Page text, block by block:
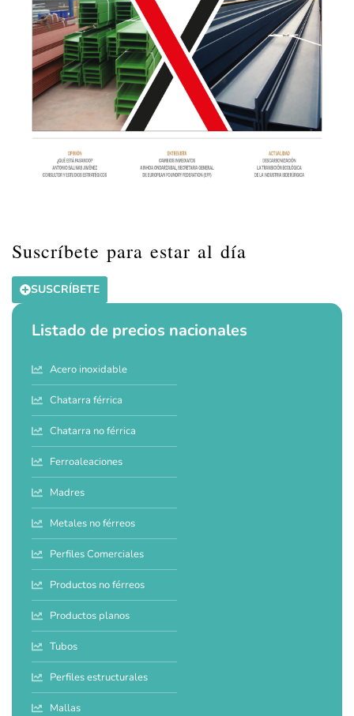
Suscríbete para estar al día
SUSCRÍBETE
Listado de precios nacionales
Acero inoxidable
Chatarra férrica
Chatarra no férrica
Ferroaleaciones
Madres
Metales no férreos
Perfiles Comerciales
Productos no férreos
Productos planos
Tubos
Perfiles estructurales
Mallas